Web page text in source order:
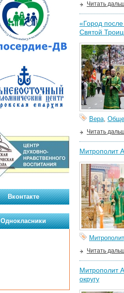
Читать
«Город
Святой
Вера,
Читать
Митрополит
Митрополит
Читать
Митрополит
округу
Вконтакте
Однокласники